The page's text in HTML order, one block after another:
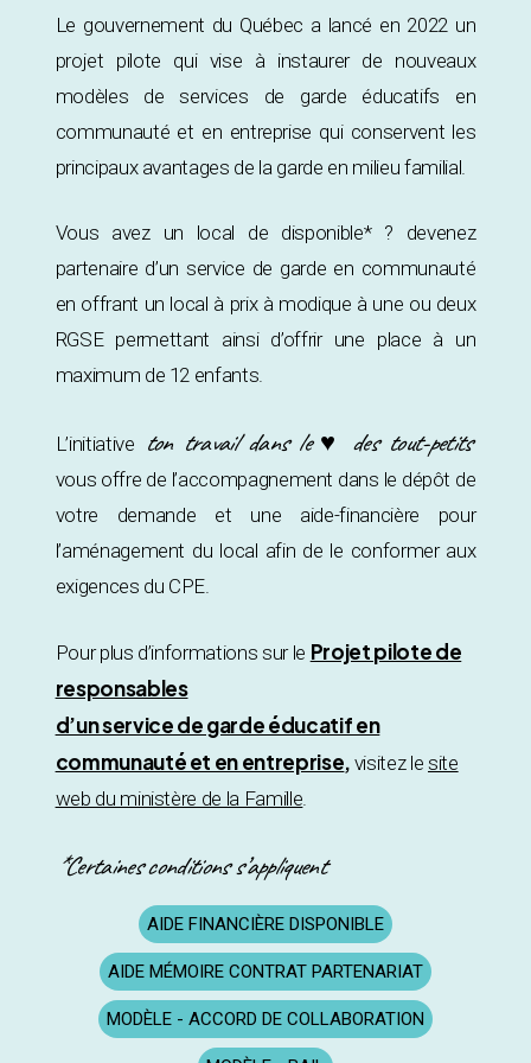
Le gouvernement du Québec a lancé en 2022 un
projet pilote qui vise à instaurer de nouveaux
modèles de services de garde éducatifs en
communauté et en entreprise qui conservent les
principaux avantages de la garde en milieu familial.
Vous avez un local de disponible* ? devenez
partenaire d’un service de garde en communauté
en offrant un local à prix à modique à une ou deux
RGSE permettant ainsi d’offrir une place à un
maximum de 12 enfants.
L’initiative ton travail dans le ♥ des tout-petits
vous offre de l’accompagnement dans le dépôt de
votre demande et une aide-financière pour
l’aménagement du local afin de le conformer aux
exigences du CPE.
Pour plus d’informations sur le Projet pilote de
responsables
d’un service de garde éducatif en
communauté et en entreprise, visitez le site
web du ministère de la Famille.
*Certaines conditions s’appliquent
AIDE FINANCIÈRE DISPONIBLE
AIDE MÉMOIRE CONTRAT PARTENARIAT
MODÈLE - ACCORD DE COLLABORATION